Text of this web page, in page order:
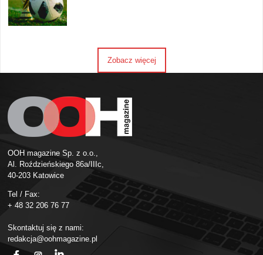
Zobacz więcej
OOH magazine Sp. z o.o.,
Al. Roździeńskiego 86a/IIIc,
40-203 Katowice
Tel / Fax:
+ 48 32 206 76 77
Skontaktuj się z nami:
redakcja@oohmagazine.pl